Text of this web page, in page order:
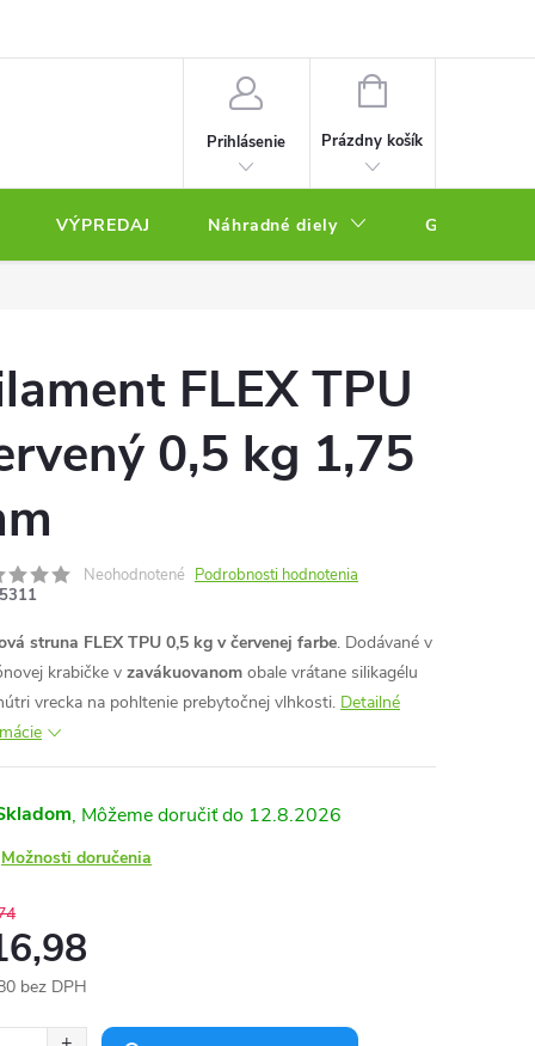
Prihlásenie
NÁKUPNÝ
Prázdny košík
VÝPREDAJ Náhradné diely
FLEX TPU
0,5 kg 1,75
Neohodnotené Podrobnosti hodnotenia
5311
struna FLEX TPU 0,5 kg v červenej farbe. Dodávané v
krabičke v zavákuovanom obale vrátane silikagélu
vrecka na pohltenie prebytočnej vlhkosti. Detailné
12.8.2026
Možnosti doručenia
bez DPH